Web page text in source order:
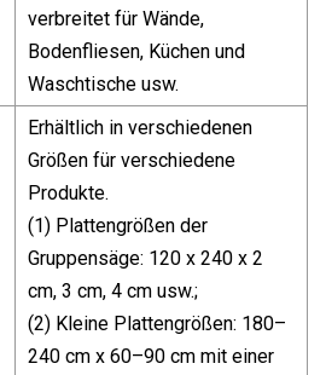
verbreitet für Wände,
Bodenfliesen, Küchen und
Waschtische usw.
Erhältlich in verschiedenen
Größen für verschiedene
Produkte.
(1) Plattengrößen der
Gruppensäge: 120 x 240 x 2
cm, 3 cm, 4 cm usw.;
(2) Kleine Plattengrößen: 180–
240 cm x 60–90 cm mit einer